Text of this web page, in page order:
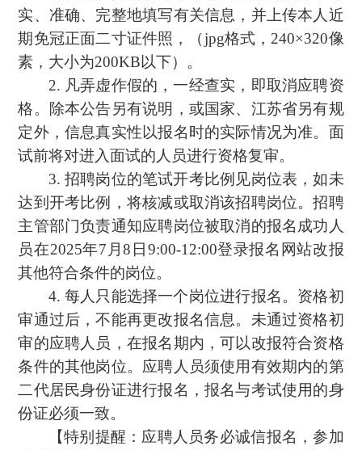
实、准确、完整地填写有关信息，并上传本人近
期免冠正面二寸证件照，（jpg格式，240×320像
素，大小为200KB以下）。
2. 凡弄虚作假的，一经查实，即取消应聘资
格。除本公告另有说明，或国家、江苏省另有规
定外，信息真实性以报名时的实际情况为准。面
试前将对进入面试的人员进行资格复审。
3. 招聘岗位的笔试开考比例见岗位表，如未
达到开考比例，将核减或取消该招聘岗位。招聘
主管部门负责通知应聘岗位被取消的报名成功人
员在2025年7月8日9:00-12:00登录报名网站改报
其他符合条件的岗位。
4. 每人只能选择一个岗位进行报名。资格初
审通过后，不能再更改报名信息。未通过资格初
审的应聘人员，在报名期内，可以改报符合资格
条件的其他岗位。应聘人员须使用有效期内的第
二代居民身份证进行报名，报名与考试使用的身
份证必须一致。
【特别提醒：应聘人员务必诚信报名，参加